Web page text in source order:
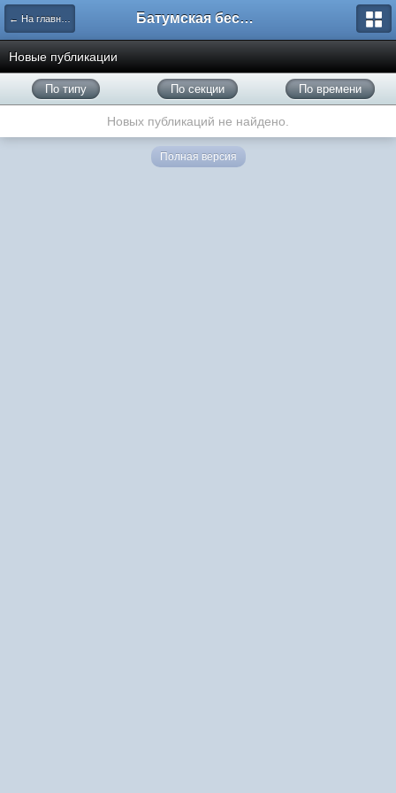
← На главную Батумская беседка
Новые публикации
По типу По секции По времени
Новых публикаций не найдено.
Полная версия